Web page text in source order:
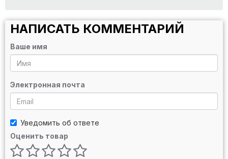
НАПИСАТЬ КОММЕНТАРИЙ
Ваше имя
Электронная почта
Уведомить об ответе
Оценить товар